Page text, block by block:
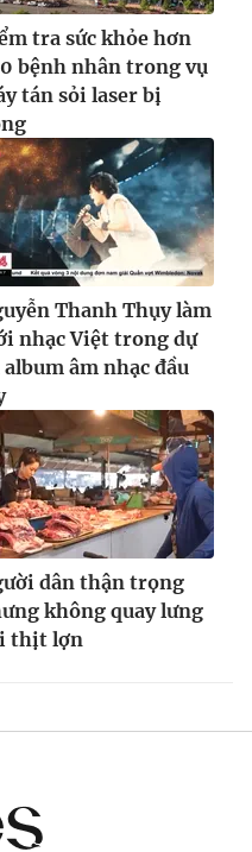
tra sức khỏe hơn
bệnh nhân trong vụ
tán sỏi laser bị
Thanh Thụy làm
nhạc Việt trong dự
album âm nhạc đầu
dân thận trọng
không quay lưng
thịt lợn